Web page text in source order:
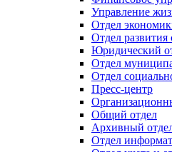
Управление
Отдел
Отдел развития
Юридический
Отдел
Отдел
Пресс-центр
Общий отдел
Архивный
Отдел